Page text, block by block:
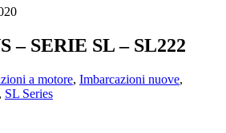
– SERIE SL – SL222
a motore, Imbarcazioni nuove,
SL Series